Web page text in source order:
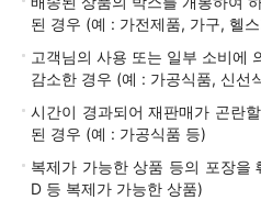
된 경우 (예 : 가전제품, 가구, 헬
고객님의 사용 또는 일부 소비에
감소한 경우 (예 : 가공식품, 신선
시간이 경과되어 재판매가 곤란
된 경우 (예 : 가공식품 등)
복제가 가능한 상품 등의 포장을
D 등 복제가 가능한 상품)